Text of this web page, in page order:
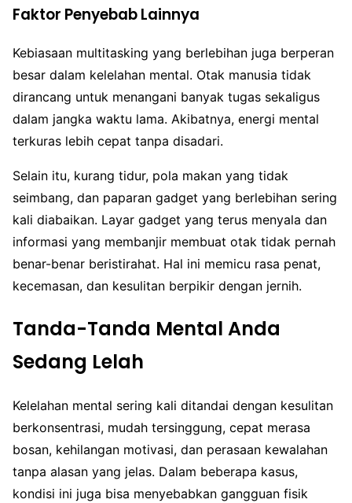
Faktor Penyebab Lainnya
Kebiasaan multitasking yang berlebihan juga berperan
besar dalam kelelahan mental. Otak manusia tidak
dirancang untuk menangani banyak tugas sekaligus
dalam jangka waktu lama. Akibatnya, energi mental
terkuras lebih cepat tanpa disadari.
Selain itu, kurang tidur, pola makan yang tidak
seimbang, dan paparan gadget yang berlebihan sering
kali diabaikan. Layar gadget yang terus menyala dan
informasi yang membanjir membuat otak tidak pernah
benar-benar beristirahat. Hal ini memicu rasa penat,
kecemasan, dan kesulitan berpikir dengan jernih.
Tanda-Tanda Mental Anda
Sedang Lelah
Kelelahan mental sering kali ditandai dengan kesulitan
berkonsentrasi, mudah tersinggung, cepat merasa
bosan, kehilangan motivasi, dan perasaan kewalahan
tanpa alasan yang jelas. Dalam beberapa kasus,
kondisi ini juga bisa menyebabkan gangguan fisik